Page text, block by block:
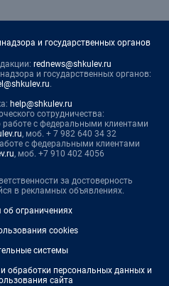
и государственных органов
rednews@shkulev.ru
и государственных органов:
.
help@shkulev.ru
сотрудничества:
с федеральными клиентами
, моб. + 7 982 640 34 32
с федеральными клиентами
, моб. +7 910 402 4056
за достоверность
в рекламных объявлениях.
ограничениях
cookies
системы
обработки персональных данных и
сайта